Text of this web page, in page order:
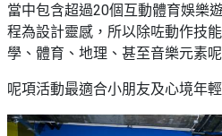
當中包含超過20個互動體育娛樂
程為設計靈感，所以除咗動作技
學、體育、地理、甚至音樂元素呢
呢項活動最適合小朋友及心境年輕